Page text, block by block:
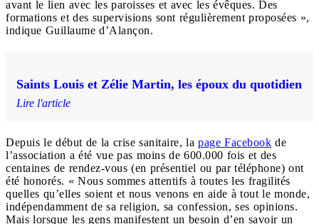
avant le lien avec les paroisses et avec les évêques. Des
formations et des supervisions sont régulièrement proposées »,
indique Guillaume d’Alançon.
Saints Louis et Zélie Martin, les époux du quotidien
Lire l'article
Depuis le début de la crise sanitaire, la page Facebook de
l’association a été vue pas moins de 600.000 fois et des
centaines de rendez-vous (en présentiel ou par téléphone) ont
été honorés. « Nous sommes attentifs à toutes les fragilités
quelles qu’elles soient et nous venons en aide à tout le monde,
indépendamment de sa religion, sa confession, ses opinions.
Mais lorsque les gens manifestent un besoin d’en savoir un